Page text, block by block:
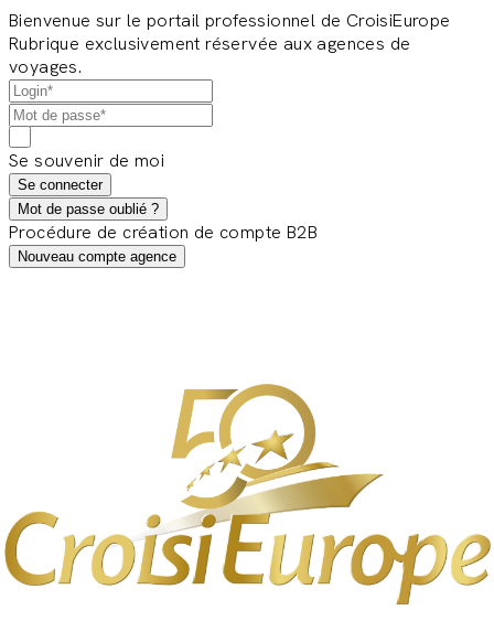
Bienvenue sur le portail professionnel de CroisiEurope
Rubrique exclusivement réservée aux agences de
voyages.
Se souvenir de moi
Se connecter
Mot de passe oublié ?
Procédure de création de compte B2B
Nouveau compte agence